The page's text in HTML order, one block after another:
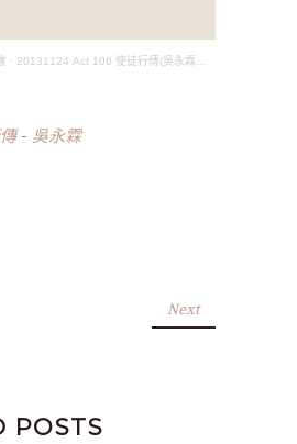
· 20131124 Act 106 使徒行傳(吳永霖長老)
- 吳永霖
Next
POSTS